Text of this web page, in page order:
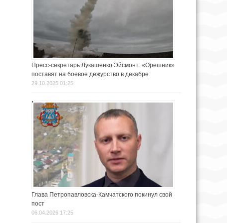
Пресс-секретарь Лукашенко Эйсмонт: «Орешник»
поставят на боевое дежурство в декабре
29.10.2025 01:25
Глава Петропавловска-Камчатского покинул свой
пост
06.04.2026 17:25